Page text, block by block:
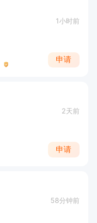
1小时前
申请
2天前
申请
58分钟前